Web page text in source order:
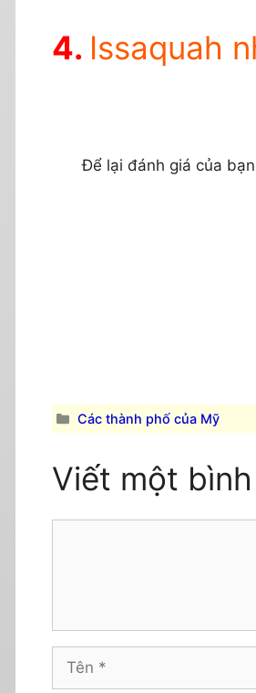
Issaquah
Để lại đánh giá của bạn
Danh
mục
Các thành phố của Mỹ
Viết một